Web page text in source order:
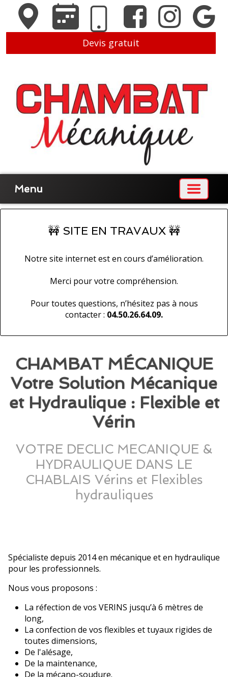
Devis gratuit
Menu
🚧 SITE EN TRAVAUX 🚧
Notre site internet est en cours d’amélioration.
Merci pour votre compréhension.
Pour toutes questions, n’hésitez pas à nous
contacter : 04.50.26.64.09.
CHAMBAT MÉCANIQUE
Votre Solution Mécanique
et Hydraulique : Flexible et
Vérin
VOTRE DECLIC MECANIQUE &
HYDRAULIQUE DANS LE
CHABLAIS Vérins et Flexibles
hydrauliques
Spécialiste depuis 2014 en mécanique et en hydraulique
pour les professionnels.
Nous vous proposons :
La réfection de vos VERINS jusqu’à 6 mètres de
long,
La confection de vos flexibles et tuyaux rigides de
toutes dimensions,
De l'alésage,
De la maintenance,
De la mécano-soudure.